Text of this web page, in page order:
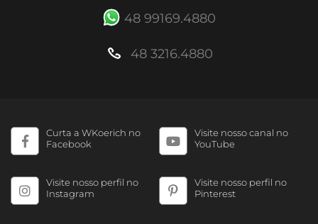
48 99169.4880
48 3216.4880
Curta a WKoerich no
Facebook
Visite nosso canal no
YouTube
Visite nosso perfil no
Instagram
Visite nosso perfil no
Pinterest